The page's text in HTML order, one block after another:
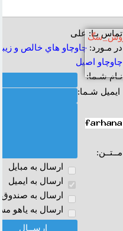
تماس بـا: علی
در مـورد:چاوچاو هاي خالص و
چاوچاو اصيل
نـام شـما:
ایمیل شـما:
مــتــن:
ارسال به مبايل
ارسال به ايميل
ارسال به صندوق
ارسال به ياهو